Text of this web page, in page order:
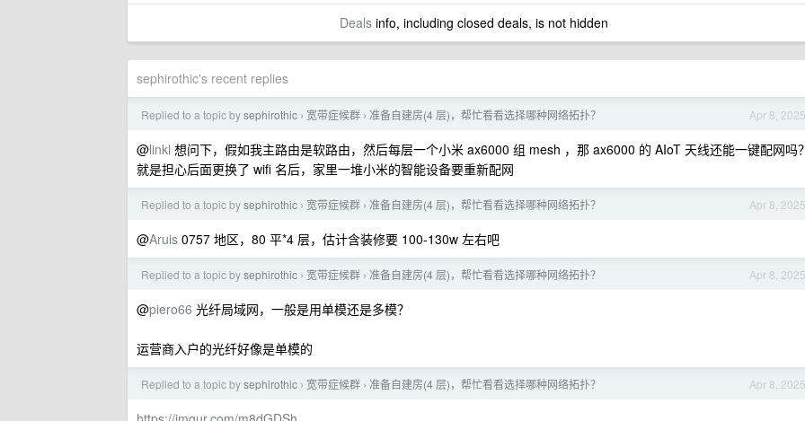
Dealsinfo, including closed deals, is not hidden
sephirothic's recent replies
Apr 8, 2025
Replied to a topic bysephirothic › 宽带症候群 › 准备自建房(4 层)，帮忙看看选择哪种网络拓扑？
@linkl 想问下，假如我主路由是软路由，然后每层一个小米 ax6000 组 mesh ，那 ax6000 的 AIoT 天线还能一键配网吗？
就是担心后面更换了 wifi 名后，家里一堆小米的智能设备要重新配网
Apr 8, 2025
Replied to a topic bysephirothic › 宽带症候群 › 准备自建房(4 层)，帮忙看看选择哪种网络拓扑？
@Aruis 0757 地区，80 平*4 层，估计含装修要 100-130w 左右吧
Apr 8, 2025
Replied to a topic bysephirothic › 宽带症候群 › 准备自建房(4 层)，帮忙看看选择哪种网络拓扑？
@piero66 光纤局域网，一般是用单模还是多模？
运营商入户的光纤好像是单模的
Apr 8, 2025
Replied to a topic bysephirothic › 宽带症候群 › 准备自建房(4 层)，帮忙看看选择哪种网络拓扑？